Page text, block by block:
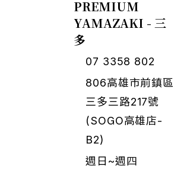
PREMIUM
YAMAZAKI - 三
多
07 3358 802
806高雄市前鎮區
三多三路217號
(SOGO高雄店-
B2)
週日~週四